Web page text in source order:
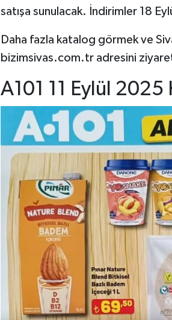
satışa sunulacak. İndirimler 18
Daha fazla katalog görmek ve
bizimsivas.com.tr adresini
A101 11 Eylül 2025